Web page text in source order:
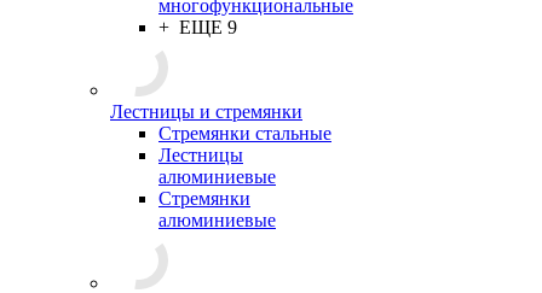
многофункциональные
+ ЕЩЕ 9
Лестницы и стремянки
Стремянки стальные
Лестницы
алюминиевые
Стремянки
алюминиевые